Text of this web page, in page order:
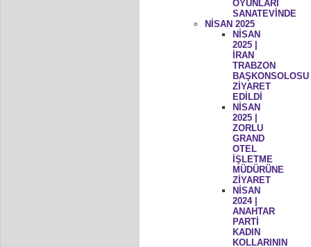
OYUNLARI
SANATEVİNDE
NİSAN 2025
NİSAN
2025 |
İRAN
TRABZON
BAŞKONSOLOSU
ZİYARET
EDİLDİ
NİSAN
2025 |
ZORLU
GRAND
OTEL
İŞLETME
MÜDÜRÜNE
ZİYARET
NİSAN
2024 |
ANAHTAR
PARTİ
KADIN
KOLLARININ